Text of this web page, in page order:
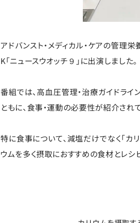
アドバンスト・メディカル・ケアの管理
K「ニュースウオッチ９」に出演しました。
番組では、高血圧管理・治療ガイドライ
ともに、食事・運動の必要性が紹介され
特に食事について、減塩だけでなく「カ
ウムを多く摂取におすすめの食材とレシ